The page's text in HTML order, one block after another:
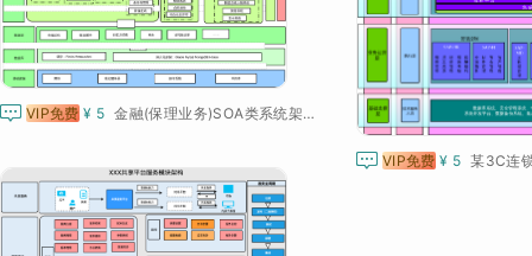
 VIP免费 ¥ 5 金融(保理业务)SOA类系统架构图
 VIP免费 ¥ 5 某3C连